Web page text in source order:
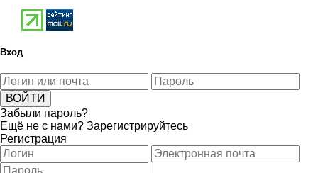
Вход
Забыли пароль?
Ещё не с нами? Зарегистрируйтесь
Регистрация